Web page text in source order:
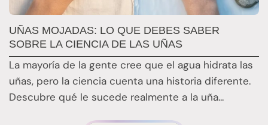
UÑAS MOJADAS: LO QUE DEBES SABER
SOBRE LA CIENCIA DE LAS UÑAS
La mayoría de la gente cree que el agua hidrata las
uñas, pero la ciencia cuenta una historia diferente.
Descubre qué le sucede realmente a la uña...